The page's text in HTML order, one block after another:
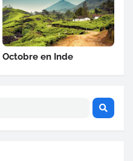
Octobre en Inde